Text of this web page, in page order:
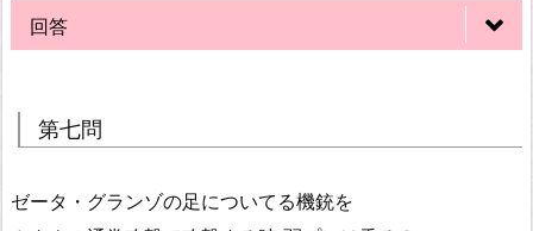
回答
第七問
ゼータ・グランゾの足についてる機銃を